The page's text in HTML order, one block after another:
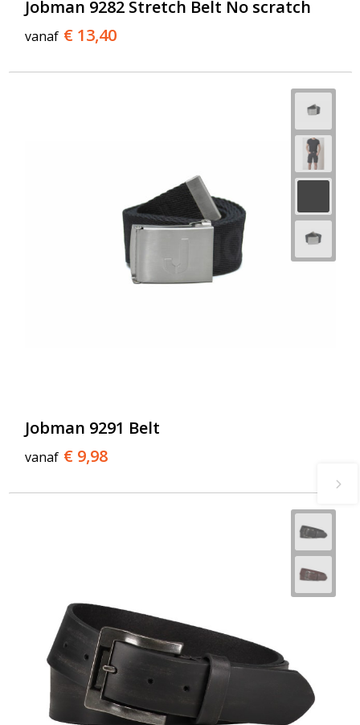
Jobman 9282 Stretch Belt No scratch
vanaf € 13,40
Jobman 9291 Belt
vanaf € 9,98